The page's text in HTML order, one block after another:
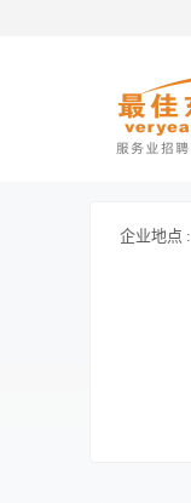
企业地点 :